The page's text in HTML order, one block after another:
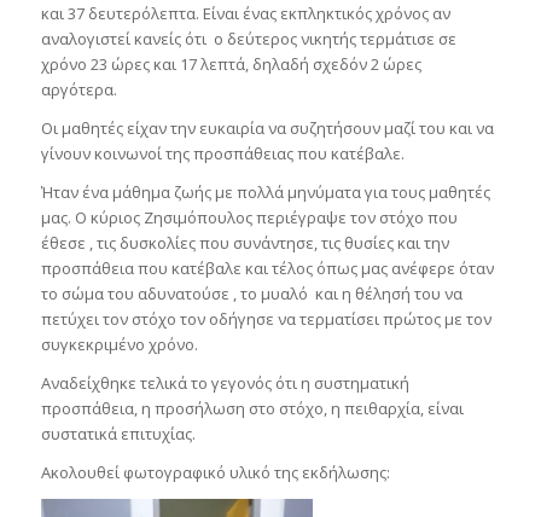
και 37 δευτερόλεπτα. Είναι ένας εκπληκτικός χρόνος αν
αναλογιστεί κανείς ότι ο δεύτερος νικητής τερμάτισε σε
χρόνο 23 ώρες και 17 λεπτά, δηλαδή σχεδόν 2 ώρες
αργότερα.
Οι μαθητές είχαν την ευκαιρία να συζητήσουν μαζί του και να
γίνουν κοινωνοί της προσπάθειας που κατέβαλε.
Ήταν ένα μάθημα ζωής με πολλά μηνύματα για τους μαθητές
μας. Ο κύριος Ζησιμόπουλος περιέγραψε τον στόχο που
έθεσε , τις δυσκολίες που συνάντησε, τις θυσίες και την
προσπάθεια που κατέβαλε και τέλος όπως μας ανέφερε όταν
το σώμα του αδυνατούσε , το μυαλό και η θέλησή του να
πετύχει τον στόχο τον οδήγησε να τερματίσει πρώτος με τον
συγκεκριμένο χρόνο.
Αναδείχθηκε τελικά το γεγονός ότι η συστηματική
προσπάθεια, η προσήλωση στο στόχο, η πειθαρχία, είναι
συστατικά επιτυχίας.
Ακολουθεί φωτογραφικό υλικό της εκδήλωσης: